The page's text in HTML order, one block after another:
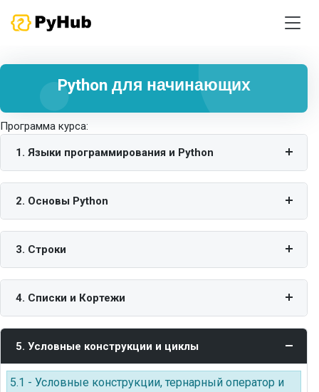
Python для начинающих
Программа курса:
1. Языки программирования и Python
2. Основы Python
3. Строки
4. Списки и Кортежи
5. Условные конструкции и циклы
5.1 - Условные конструкции, тернарный оператор и